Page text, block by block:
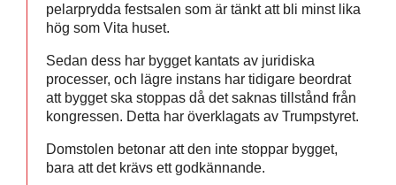
pelarprydda festsalen som är tänkt att bli minst lika
hög som Vita huset.
Sedan dess har bygget kantats av juridiska
processer, och lägre instans har tidigare beordrat
att bygget ska stoppas då det saknas tillstånd från
kongressen. Detta har överklagats av Trumpstyret.
Domstolen betonar att den inte stoppar bygget,
bara att det krävs ett godkännande.